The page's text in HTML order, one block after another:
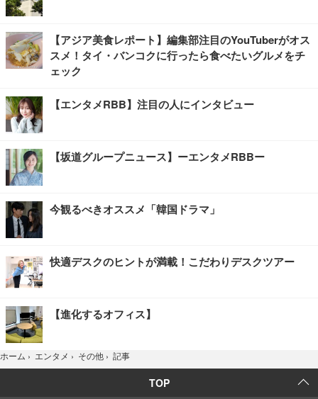
【アジア美食レポート】編集部注目のYouTuberがオス
スメ！タイ・バンコクに行ったら食べたいグルメをチ
ェック
【エンタメRBB】注目の人にインタビュー
【坂道グループニュース】ーエンタメRBBー
今観るべきオススメ「韓国ドラマ」
快適デスクのヒントが満載！こだわりデスクツアー
【進化するオフィス】
ホーム › エンタメ › その他 › 記事
TOP